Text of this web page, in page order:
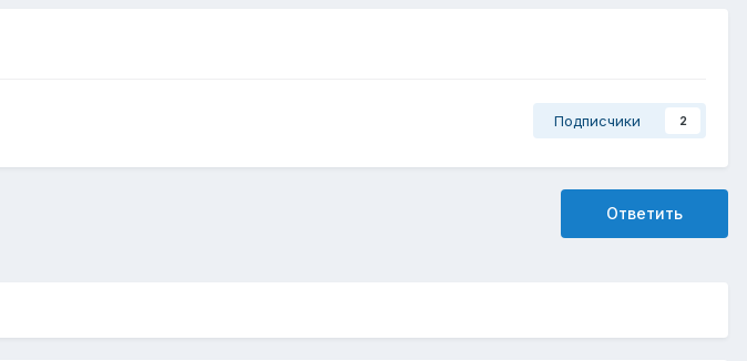
Подписчики 2
Ответить